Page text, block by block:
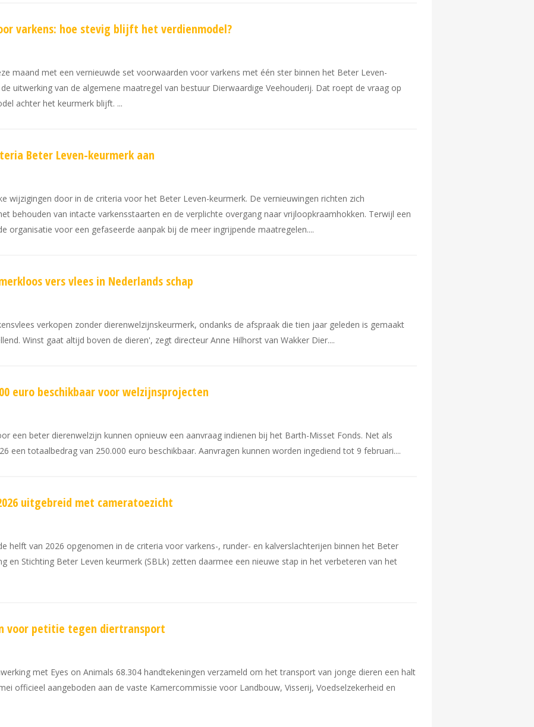
varkens: hoe stevig blijft het verdienmodel?
maand met een vernieuwde set voorwaarden voor varkens met één ster binnen het Beter Leven-
uitwerking van de algemene maatregel van bestuur Dierwaardige Veehouderij. Dat roept de vraag op
achter het keurmerk blijft.
Beter Leven-keurmerk aan
wijzigingen door in de criteria voor het Beter Leven-keurmerk. De vernieuwingen richten zich
behouden van intacte varkensstaarten en de verplichte overgang naar vrijloopkraamhokken. Terwijl een
organisatie voor een gefaseerde aanpak bij de meer ingrijpende maatregelen.
vers vlees in Nederlands schap
verkopen zonder dierenwelzijnskeurmerk, ondanks de afspraak die tien jaar geleden is gemaakt
Winst gaat altijd boven de dieren', zegt directeur Anne Hilhorst van Wakker Dier.
euro beschikbaar voor welzijnsprojecten
een beter dierenwelzijn kunnen opnieuw een aanvraag indienen bij het Barth-Misset Fonds. Net als
een totaalbedrag van 250.000 euro beschikbaar. Aanvragen kunnen worden ingediend tot 9 februari.
uitgebreid met cameratoezicht
helft van 2026 opgenomen in de criteria voor varkens-, runder- en kalverslachterijen binnen het Beter
en Stichting Beter Leven keurmerk (SBLk) zetten daarmee een nieuwe stap in het verbeteren van het
voor petitie tegen diertransport
met Eyes on Animals 68.304 handtekeningen verzameld om het transport van jonge dieren een halt
officieel aangeboden aan de vaste Kamercommissie voor Landbouw, Visserij, Voedselzekerheid en